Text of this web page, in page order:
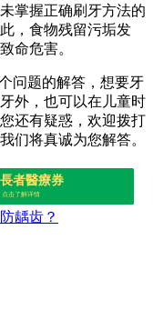
掌握正确刷牙方法的
，食物残留污垢发
命危害。
问题的解答，想要牙
外，也可以在儿童时
还有疑惑，欢迎拨打
们将真诚为您解答。
長者醫療券
点击了解详情
龋齿？